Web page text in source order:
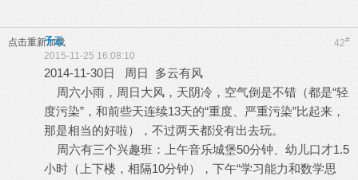
点击重新加载 42#
子云
2015-11-25 16:08:10
2014-11-30日 周日 多云有风
周六小雨，周日大风，天阴冷，空气倒是不错（都是“轻
度污染”，和前些天连续13天的“重度、严重污染”比起来，
那是相当的好啦），不过两天都没有出去玩。
周六有三个兴趣班：上午音乐城堡50分钟、幼儿口才1.5
小时（上下楼，相隔10分钟），下午“学习能力和数学思